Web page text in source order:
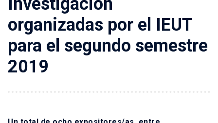
organizadas por el IEUT
para el segundo semestre
2019